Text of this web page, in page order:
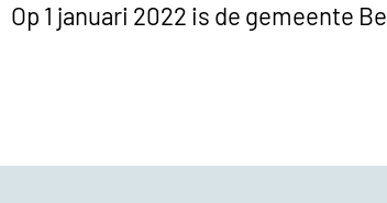
Op 1 januari 2022 is de gemeente